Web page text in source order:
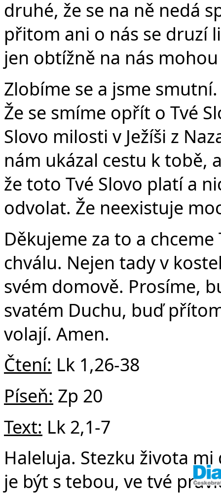
v
druhé, že se na ně nedá
přitom ani o nás se druzí
jen obtížně na nás
Zlobíme se a jsme
Že se smíme opřít o Tvé
Slovo milosti v Ježíši z
nám ukázal cestu k tobě,
že toto Tvé Slovo platí a
odvolat. Že neexistuje
Děkujeme za to a
chválu. Nejen tady v
svém domově. Prosíme,
svatém Duchu, buď
volají. Amen.
Čtení: Lk 1,26-38
Píseň: Zp 20
Text: Lk 2,1-7
Haleluja. Stezku života
je být s tebou, ve tvé